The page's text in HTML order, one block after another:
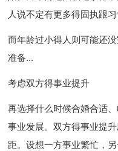
人说不定有更多得固执跟
而年龄过小得人则可能还
准备...
考虑双方得事业提升
再选择什么时候合婚合适
事业发展。双方得事业提
距。设想一方事业繁忙，